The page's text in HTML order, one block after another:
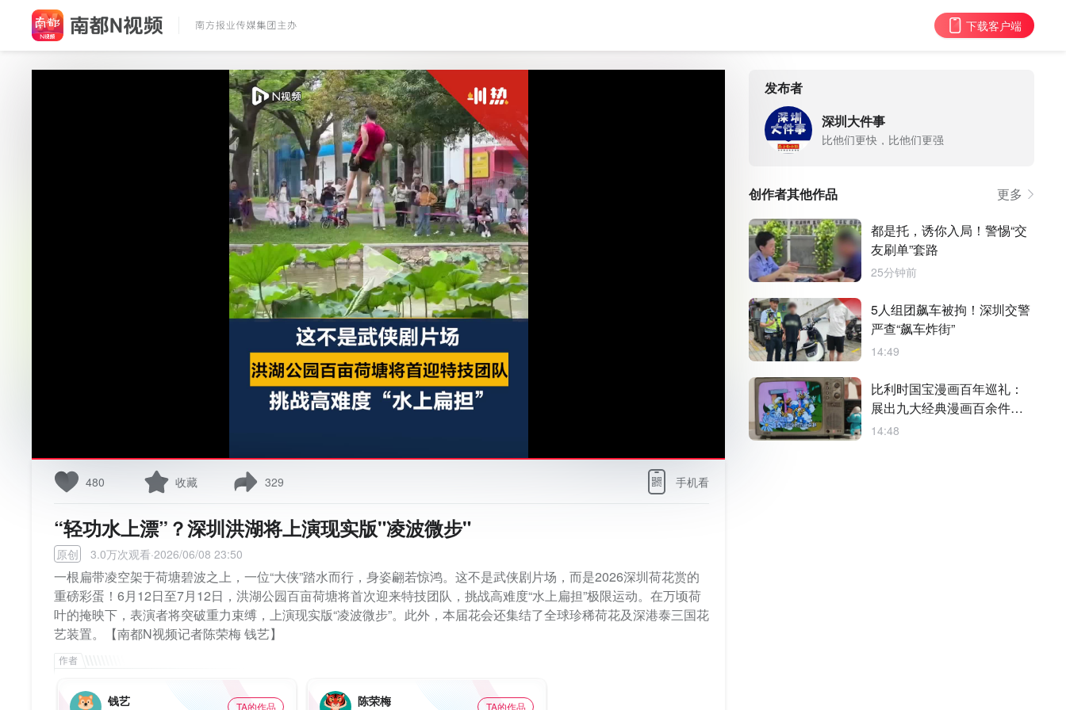
下载客户端
480 收藏 329 手机看
“轻功水上漂”？深圳洪湖将上演现实版"凌波微步"
原创 3.0万次观看·2026/06/08 23:50
一根扁带凌空架于荷塘碧波之上，一位“大侠”踏水而行，身姿翩若惊鸿。这不是武侠剧片场，而是2026深圳荷花赏的
重磅彩蛋！6月12日至7月12日，洪湖公园百亩荷塘将首次迎来特技团队，挑战高难度“水上扁担”极限运动。在万顷荷
叶的掩映下，表演者将突破重力束缚，上演现实版“凌波微步”。此外，本届花会还集结了全球珍稀荷花及深港泰三国花
艺装置。【南都N视频记者陈荣梅 钱艺】
钱艺 TA的作品 陈荣梅 TA的作品
发布者
深圳大件事
比他们更快，比他们更强
创作者其他作品
更多
都是托，诱你入局！警惕“交
友刷单”套路
25分钟前
5人组团飙车被拘！深圳交警
严查“飙车炸街”
14:49
比利时国宝漫画百年巡礼：
展出九大经典漫画百余件原
稿
14:48